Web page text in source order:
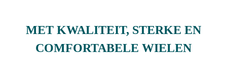
MET KWALITEIT, STERKE EN
COMFORTABELE WIELEN